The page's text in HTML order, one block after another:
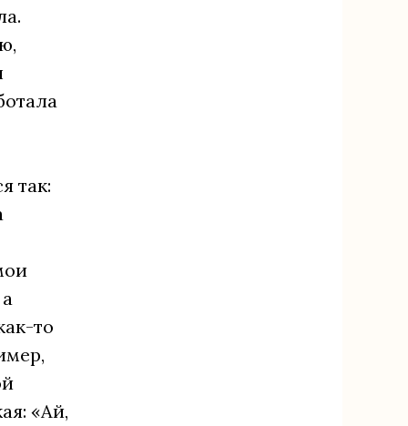
так:
то
«Ай,